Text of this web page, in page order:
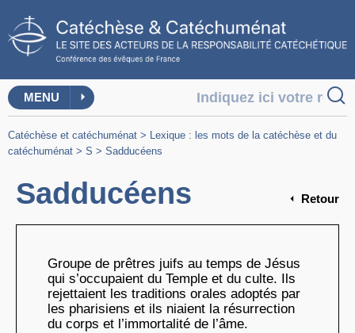
MENU
Catéchèse et catéchuménat > Lexique : les mots de la catéchèse et du
catéchuménat > S > Sadducéens
Sadducéens Retour
Groupe de prêtres juifs au temps de Jésus
qui s’occupaient du Temple et du culte. Ils
rejettaient les traditions orales adoptés par
les pharisiens et ils niaient la résurrection
du corps et l’immortalité de l’âme.